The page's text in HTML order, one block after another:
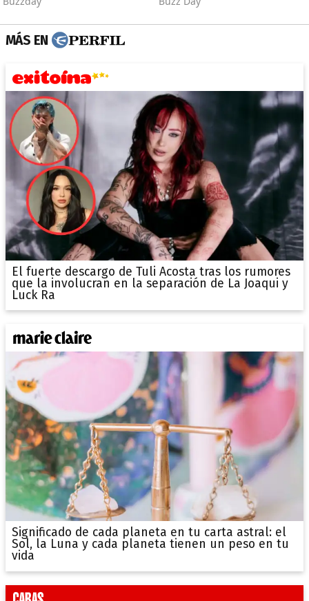
MÁS EN
El fuerte descargo de Tuli Acosta tras los rumores
que la involucran en la separación de La Joaqui y
Luck Ra
Significado de cada planeta en tu carta astral: el
Sol, la Luna y cada planeta tienen un peso en tu
vida